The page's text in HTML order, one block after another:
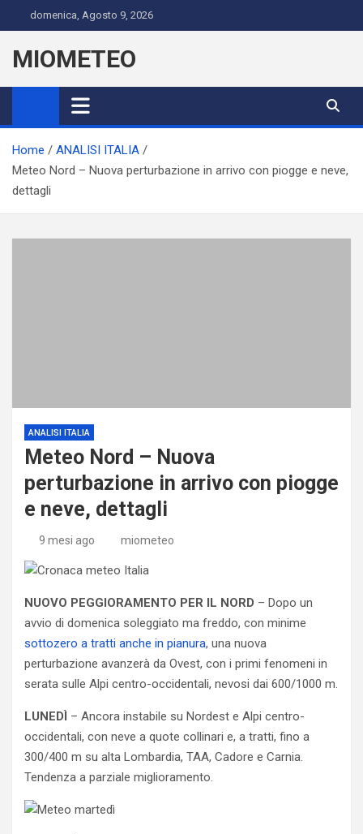
to
content
domenica, Agosto 9, 2026
MIOMETEO
Home
ANALISI ITALIA
Meteo Nord – Nuova perturbazione in arrivo con piogge e neve,
dettagli
ANALISI ITALIA
Meteo Nord – Nuova
perturbazione in arrivo con piogge
e neve, dettagli
9 mesi ago miometeo
NUOVO PEGGIORAMENTO PER IL NORD – Dopo un
avvio di domenica soleggiato ma freddo, con minime
sottozero a tratti anche in pianura, una nuova
perturbazione avanzerà da Ovest, con i primi fenomeni in
serata sulle Alpi centro-occidentali, nevosi dai 600/1000 m.
LUNEDÌ – Ancora instabile su Nordest e Alpi centro-
occidentali, con neve a quote collinari e, a tratti, fino a
300/400 m su alta Lombardia, TAA, Cadore e Carnia.
Tendenza a parziale miglioramento.